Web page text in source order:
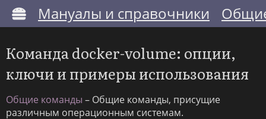
Мануалы и справочники
Команда docker-volume: опции,
ключи и примеры использования
Общие команды – Общие команды, присущие
различным операционным системам.